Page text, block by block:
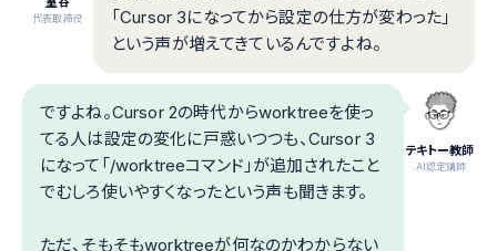
代表取締役
「Cursor 3になってから設定の仕方が変わった」
という声が増えてきているんですよね。
テキトー教師
.AI認定講師
ですよね。Cursor 2の時代からworktreeを使っ
てる人は設定の変化に戸惑いつつも、Cursor 3
になって「/worktreeコマンド」が追加されたこと
でむしろ使いやすくなったという声も聞きます。
ただ、そもそもworktreeが何なのかわからない